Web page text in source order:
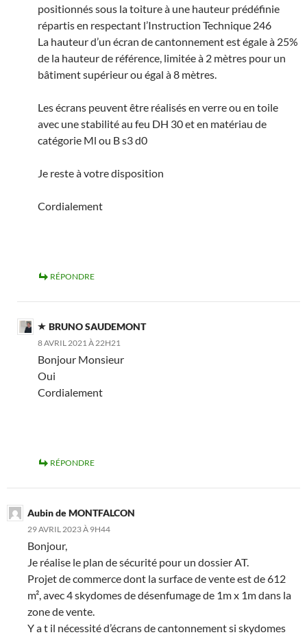
positionnés sous la toiture à une hauteur prédéfinie
répartis en respectant l’Instruction Technique 246
La hauteur d’un écran de cantonnement est égale à 25%
de la hauteur de référence, limitée à 2 mètres pour un
bâtiment supérieur ou égal à 8 mètres.
Les écrans peuvent être réalisés en verre ou en toile
avec une stabilité au feu DH 30 et en matériau de
catégorie Ml ou B s3 d0
Je reste à votre disposition
Cordialement
RÉPONDRE
BRUNO SAUDEMONT
8 AVRIL 2021 À 22H21
Bonjour Monsieur
Oui
Cordialement
RÉPONDRE
Aubin de MONTFALCON
29 AVRIL 2023 À 9H44
Bonjour,
Je réalise le plan de sécurité pour un dossier AT.
Projet de commerce dont la surface de vente est de 612
m², avec 4 skydomes de désenfumage de 1m x 1m dans la
zone de vente.
Y a t il nécessité d’écrans de cantonnement si skydomes